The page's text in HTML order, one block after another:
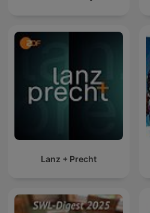
Lanz + Precht